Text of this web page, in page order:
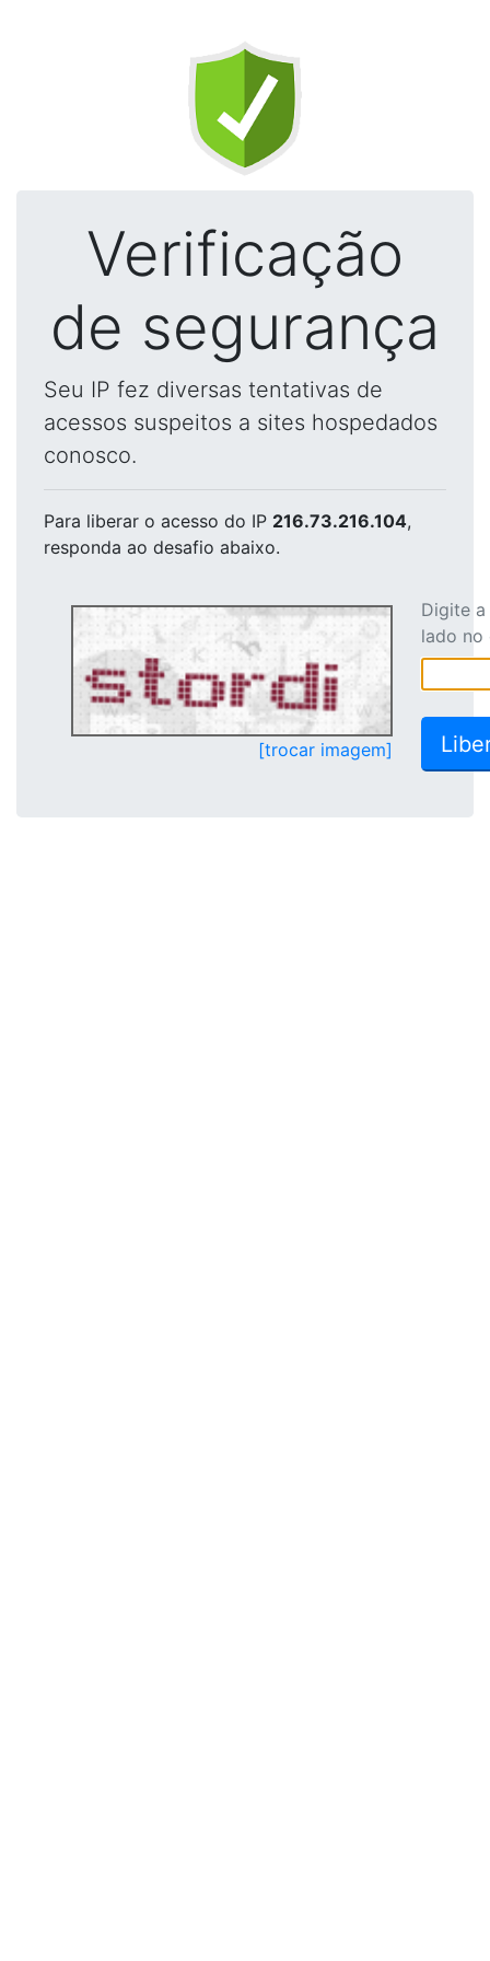
Verificação
de segurança
Seu IP fez diversas tentativas de
acessos suspeitos a sites hospedados
conosco.
Para liberar o acesso do IP 216.73.216.104,
responda ao desafio abaixo.
[trocar imagem]
Digite
lado no